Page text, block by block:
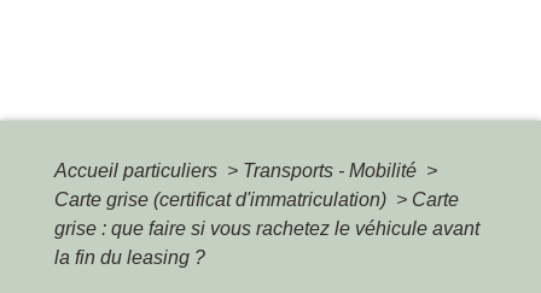
Accueil particuliers > Transports - Mobilité >
Carte grise (certificat d'immatriculation) > Carte
grise : que faire si vous rachetez le véhicule avant
la fin du leasing ?